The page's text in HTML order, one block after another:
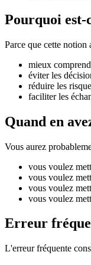
Pourquoi
Parce que cette notion
mieux
éviter les
réduire les
faciliter les
Quand en
Vous aurez
vous voulez
vous voulez
vous voulez
vous voulez
Erreur
L'erreur fréquente